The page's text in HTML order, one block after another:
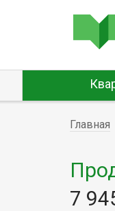
Главная
7